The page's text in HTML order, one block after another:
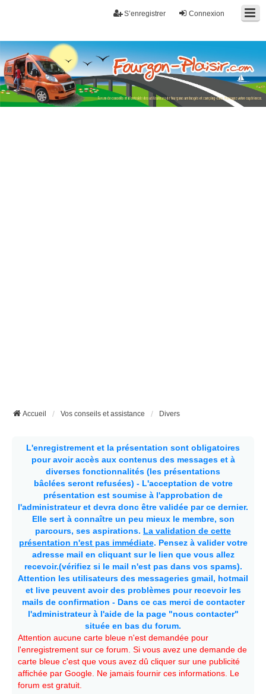
Connexion
S’enregistrer
Fourgon-plaisir.com
Forum de conseils et d'entraide des utilisateurs de fourgons, fourgons
aménagés, vans et de camping-car. Partagez votre expérience.
Accueil Vos conseils et assistance Divers
L'enregistrement et la présentation sont obligatoires
pour avoir accès aux contenus des messages et à
diverses fonctionnalités (les présentations
bâclées seront refusées) - L'acceptation de votre
présentation est soumise à l'approbation de
l'administrateur et devra donc être validée par ce dernier.
Elle sert à connaître un peu mieux le membre, son
parcours, ses aspirations. La validation de cette
présentation n'est pas immédiate. Pensez à valider votre
adresse mail en cliquant sur le lien que vous allez
recevoir.(vérifiez si le mail n'est pas dans vos spams).
Attention les utilisateurs des messageries gmail, hotmail
et live peuvent avoir des problèmes pour recevoir les
mails de confirmation - Dans ce cas merci de contacter
l'administrateur à l'aide de la page "nous contacter"
située en bas du forum.
Attention aucune carte bleue n'est demandée pour
l'enregistrement sur ce forum. Si vous avez une demande de
carte bleue c'est que vous avez dû cliquer sur une publicité
affichée par Google. Ne jamais fournir ces informations. Le
forum est gratuit.